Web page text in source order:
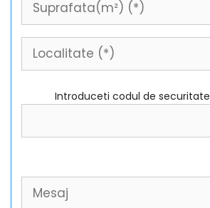
Introduceti codul de securitate